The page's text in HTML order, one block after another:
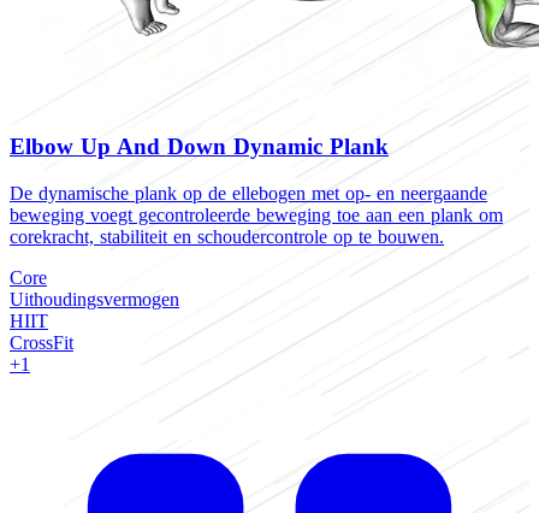
Elbow Up And Down Dynamic Plank
De dynamische plank op de ellebogen met op- en neergaande
beweging voegt gecontroleerde beweging toe aan een plank om
corekracht, stabiliteit en schoudercontrole op te bouwen.
Core
Uithoudingsvermogen
HIIT
CrossFit
+1